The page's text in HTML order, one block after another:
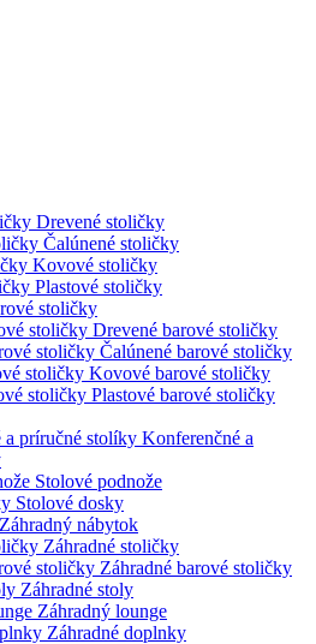
Drevené stoličky
Čalúnené stoličky
Kovové stoličky
Plastové stoličky
stoličky
Drevené barové stoličky
Čalúnené barové stoličky
Kovové barové stoličky
Plastové barové stoličky
Konferenčné a
Stolové podnože
Stolové dosky
Záhradný nábytok
Záhradné stoličky
Záhradné barové stoličky
Záhradné stoly
Záhradný lounge
Záhradné doplnky